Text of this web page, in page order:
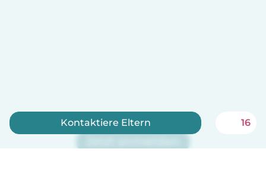
Kontaktiere Eltern 16